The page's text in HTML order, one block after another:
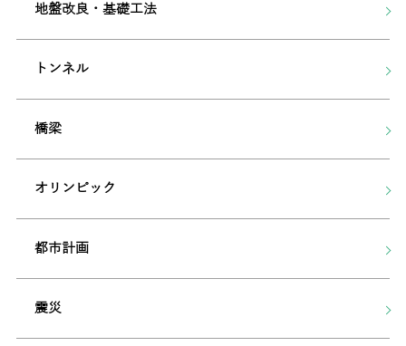
地盤改良・基礎工法
トンネル
橋梁
オリンピック
都市計画
震災